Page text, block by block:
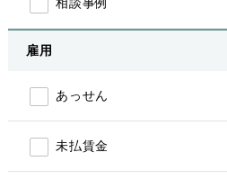
相談事例
雇用
あっせん
未払賃金